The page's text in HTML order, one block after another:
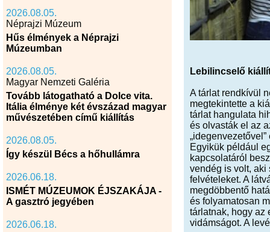
2026.08.05.
Néprajzi Múzeum
Hűs élmények a Néprajzi
Múzeumban
2026.08.05.
Magyar Nemzeti Galéria
Tovább látogatható a Dolce vita.
Itália élménye két évszázad magyar
művészetében című kiállítás
2026.08.05.
Így készül Bécs a hőhullámra
2026.06.18.
ISMÉT MÚZEUMOK ÉJSZAKÁJA -
A gasztró jegyében
2026.06.18.
Lebilincselő
A tárlat rendkívül
megtekintette a
tárlat hangulata
és olvasták el az
Egyikük például
kapcsolatáról
vendég is volt, aki
felvételeket. A
megdöbbentő
és folyamatosan
tárlatnak, hogy az
vidámságot. A